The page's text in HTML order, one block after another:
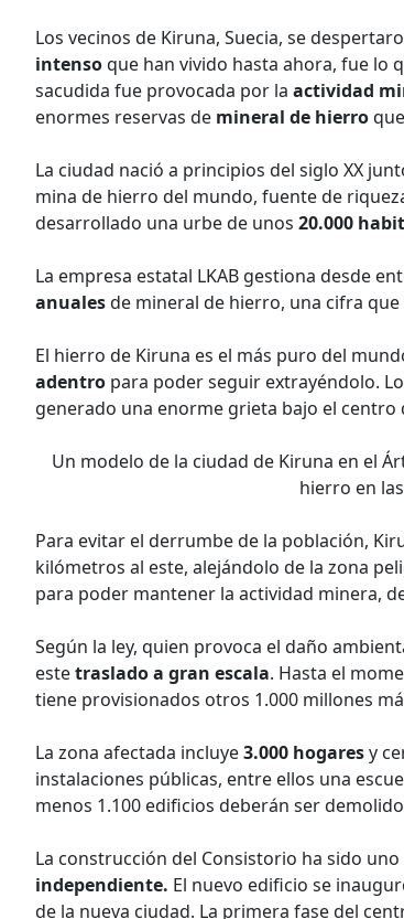
Los vecinos de Kiruna, Suecia, se
intensoque han vivido hasta ahora, fue lo
sacudida fue provocada por la actividad
enormes reservas de mineral de hierro
La ciudad nació a principios del siglo XX
mina de hierro del mundo, fuente de
desarrollado una urbe de unos 20.000
La empresa estatal LKAB gestiona desde
anualesde mineral de hierro, una cifra
El hierro de Kiruna es el más puro del
adentro para poder seguir extrayéndolo.
generado una enorme grieta bajo el centro
Un modelo de la ciudad de Kiruna en el
hierro en
Para evitar el derrumbe de la población,
kilómetros al este, alejándolo de la zona
para poder man­tener la actividad minera,
Según la ley, quien provoca el ­daño
estetraslado a gran escala. Hasta el
tiene provisionados otros 1.000 millones
La zona afectada incluye3.000 hogaresy
instalaciones públicas, entre ellos una
menos 1.100 edificios deberán ser
La construcción del Consistorio ha sido
independiente. El nuevo edificio se
de la nueva ciudad. La primera fase del